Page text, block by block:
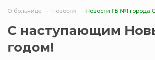
О больнице Новости Новости ГБ №1 города
С наступающим
годом!